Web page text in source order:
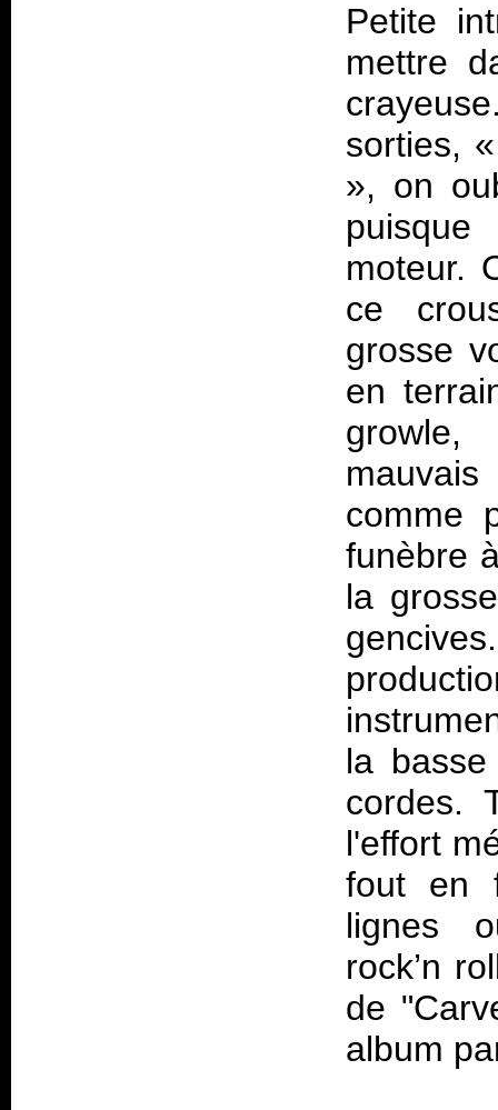
Petite
mettre
sorties,
», on
moteur.
ce
grosse
en
comme
funèbre
la
la
cordes.
l'effort
fout en
lignes
rock’n
de
album